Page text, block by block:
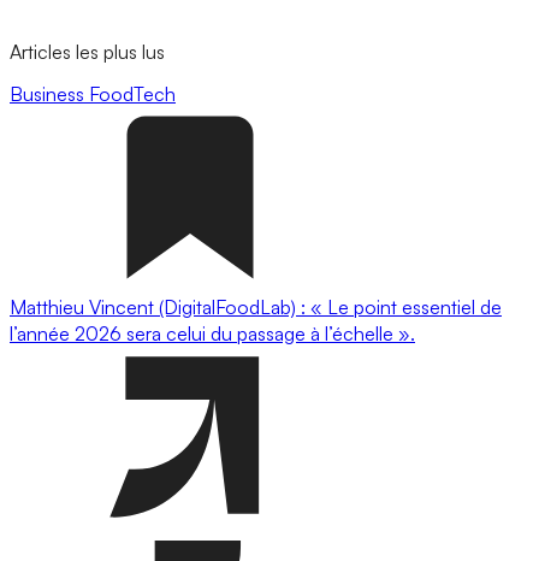
Articles les plus lus
Business FoodTech
Matthieu Vincent (DigitalFoodLab) : « Le point essentiel de
l’année 2026 sera celui du passage à l’échelle ».